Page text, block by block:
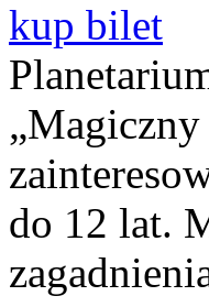
kup bilet
do 12 lat.